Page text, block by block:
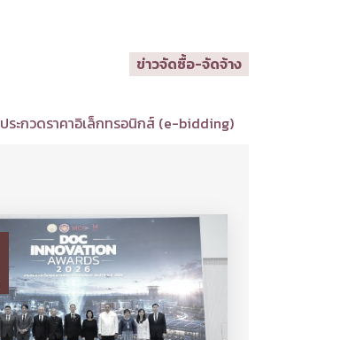
ข่าวจัดซื้อ-จัดจ้าง
ระกวดราคาอิเล็กทรอนิกส์ (e-bidding)